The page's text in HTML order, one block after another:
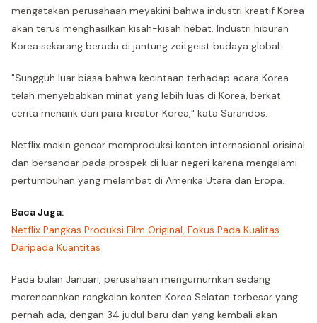
mengatakan perusahaan meyakini bahwa industri kreatif Korea
akan terus menghasilkan kisah-kisah hebat. Industri hiburan
Korea sekarang berada di jantung zeitgeist budaya global.
"Sungguh luar biasa bahwa kecintaan terhadap acara Korea
telah menyebabkan minat yang lebih luas di Korea, berkat
cerita menarik dari para kreator Korea," kata Sarandos.
Netflix makin gencar memproduksi konten internasional orisinal
dan bersandar pada prospek di luar negeri karena mengalami
pertumbuhan yang melambat di Amerika Utara dan Eropa.
Baca Juga:
Netflix Pangkas Produksi Film Original, Fokus Pada Kualitas
Daripada Kuantitas
Pada bulan Januari, perusahaan mengumumkan sedang
merencanakan rangkaian konten Korea Selatan terbesar yang
pernah ada, dengan 34 judul baru dan yang kembali akan